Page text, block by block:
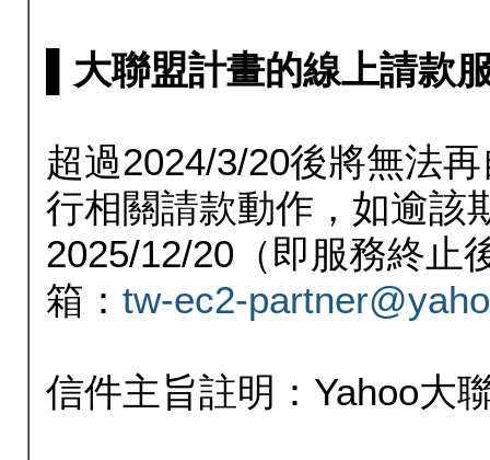
▌大聯盟計畫的線上請款
超過2024/3/20後將無法
行相關請款動作，如逾該
2025/12/20（即服務終止
箱： tw-ec2-
信件主旨註明：Yahoo大